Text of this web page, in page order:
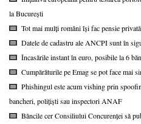
la București
Tot mai mulți români își fac pensie privată
Datele de cadastru ale ANCPI sunt în
Încasările instant în euro, posibile la 6
Cumpărăturile pe Emag se pot face mai
Phishingul este acum vishing prin
bancheri, polițiști sau inspectori ANAF
Băncile cer Consiliului Concurenței să